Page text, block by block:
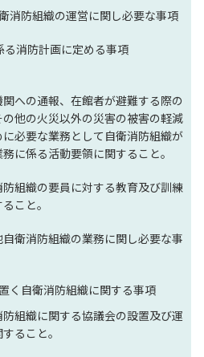
消防組織の運営に関し必要な事項
る消防計画に定める事項
関への通報、在館者が避難する際の
他の火災以外の災害の被害の軽減
に必要な業務として自衛消防組織が
に係る活動要領に関すること。
防組織の要員に対する教育及び訓練
こと。
自衛消防組織の業務に関し必要な事
く自衛消防組織に関する事項
防組織に関する協議会の設置及び運
ること。